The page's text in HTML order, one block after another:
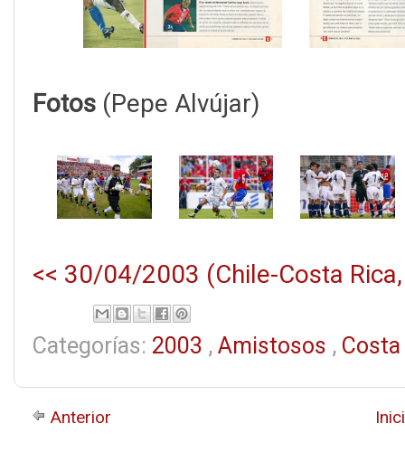
Fotos (Pepe Alvújar)
<< 30/04/2003 (Chile-Costa
Categorías: 2003 , Amistosos ,
Anterior